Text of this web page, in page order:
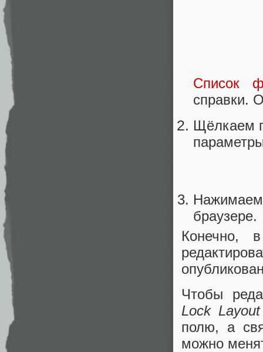
Список
справки.
Щёлкаем
браузере.
Конечно,
Чтобы
Lock Layout
полю, а
можно